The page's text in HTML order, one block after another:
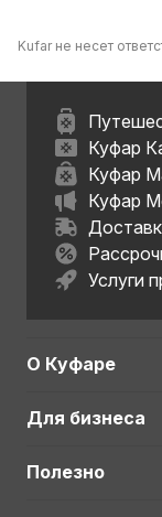
Kufar не несет
Куфар
Куфар
Куфар
Услуги
О Куфаре
Для бизнеса
Полезно